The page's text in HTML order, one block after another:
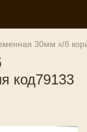
30мм х/б
код79133